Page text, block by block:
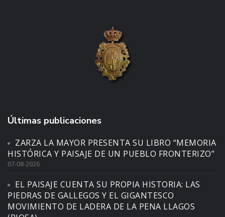
Últimas publicaciones
ZARZA LA MAYOR PRESENTA SU LIBRO “MEMORIA
HISTÓRICA Y PAISAJE DE UN PUEBLO FRONTERIZO”
07-08-2026
EL PAISAJE CUENTA SU PROPIA HISTORIA: LAS
PIEDRAS DE GALLEGOS Y EL GIGANTESCO
MOVIMIENTO DE LADERA DE LA PENA LLAGOS